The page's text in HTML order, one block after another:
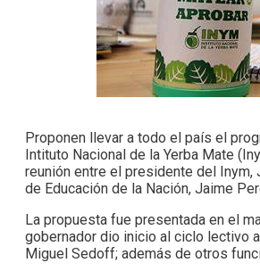
Proponen llevar a todo el país el
Intituto Nacional de la Yerba Mate
reunión entre el presidente del
de Educación de la Nación, Jaime
La propuesta fue presentada en el
gobernador dio inicio al ciclo lectivo
Miguel Sedoff; además de otros